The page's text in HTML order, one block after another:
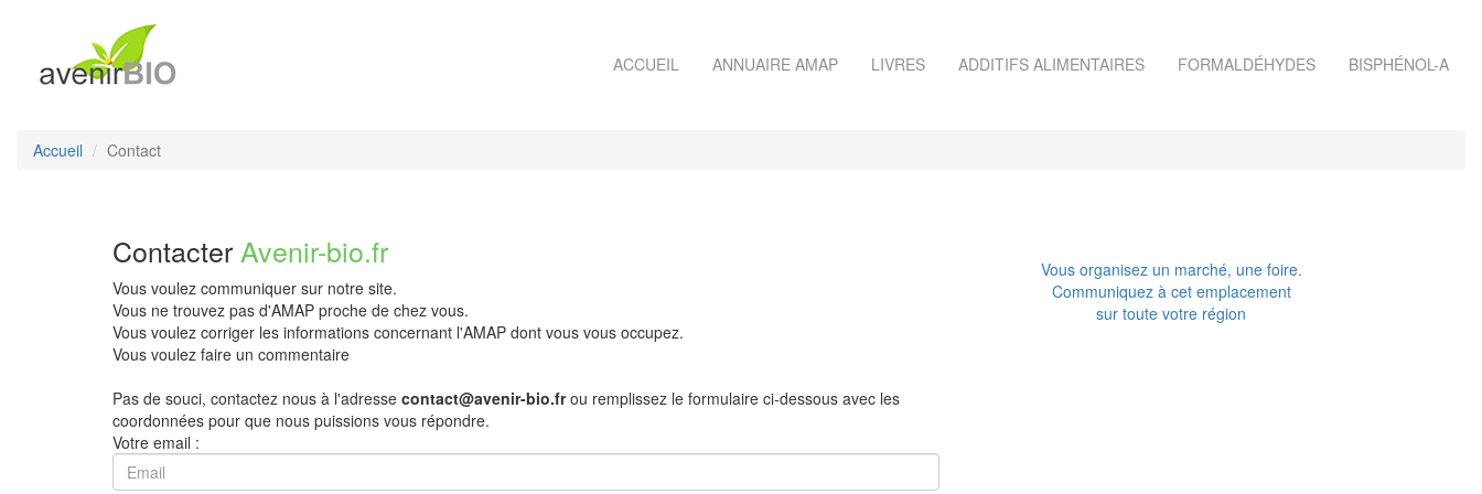
ACCUEIL ANNUAIRE AMAP LIVRES ADDITIFS ALIMENTAIRES FORMALDÉHYDES BISPHÉNOL-A
Accueil Contact
Contacter Avenir-bio.fr
Vous voulez communiquer sur notre site.
Vous ne trouvez pas d'AMAP proche de chez vous.
Vous voulez corriger les informations concernant l'AMAP dont vous vous occupez.
Vous voulez faire un commentaire
Pas de souci, contactez nous à l'adresse contact@avenir-bio.frou remplissez le formulaire ci-dessous avec les
coordonnées pour que nous puissions vous répondre.
Votre email :
Vous organisez un marché, une foire.
Communiquez à cet emplacement
sur toute votre région